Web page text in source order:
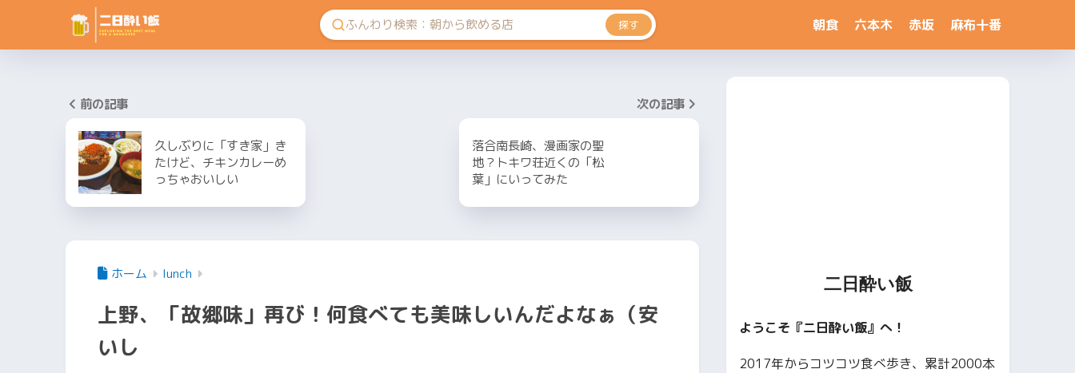
探す 朝食 六本木 赤坂 麻布十番
前の記事
久しぶりに「すき家」き
たけど、チキンカレーめ
っちゃおいしい
次の記事
落合南長崎、漫画家の聖
地？トキワ荘近くの「松
葉」にいってみた
ホーム lunch
上野、「故郷味」再び！何食べても美味しいんだよなぁ（安
いし
二日酔い飯
ようこそ『二日酔い飯』へ！
2017年からコツコツ食べ歩き、累計2000本